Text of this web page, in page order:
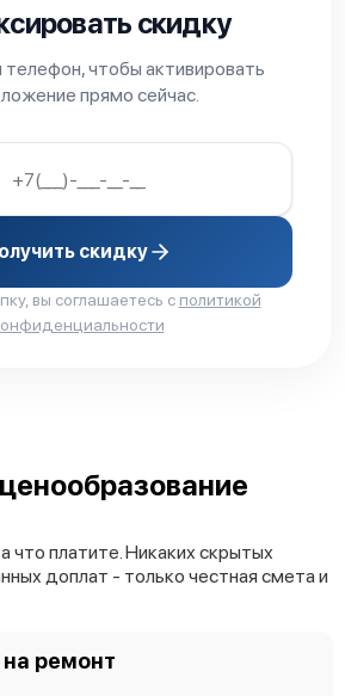
скидку
чтобы активировать
прямо сейчас.
скидку
вы соглашаетесь с политикой
что платите. Никаких скрытых
доплат - только честная смета и
ремонт